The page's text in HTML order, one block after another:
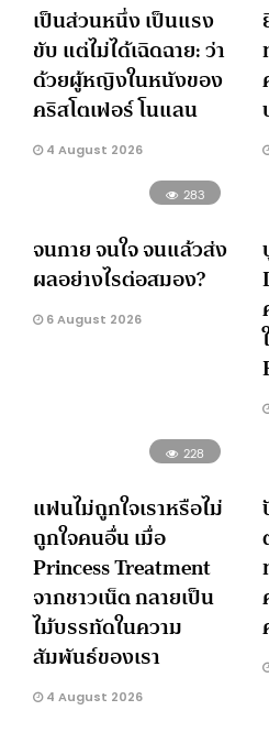
เป็นส่วนหนึ่ง เป็นแรง
ขับ แต่ไม่ได้เฉิดฉาย: ว่า
ด้วยผู้หญิงในหนังของ
คริสโตเฟอร์ โนแลน
4 August 2026
283
จนกาย จนใจ จนแล้วส่ง
ผลอย่างไรต่อสมอง?
6 August 2026
228
แฟนไม่ถูกใจเราหรือไม่
ถูกใจคนอื่น เมื่อ
Princess Treatment
จากชาวเน็ต กลายเป็น
ไม้บรรทัดในความ
สัมพันธ์ของเรา
4 August 2026